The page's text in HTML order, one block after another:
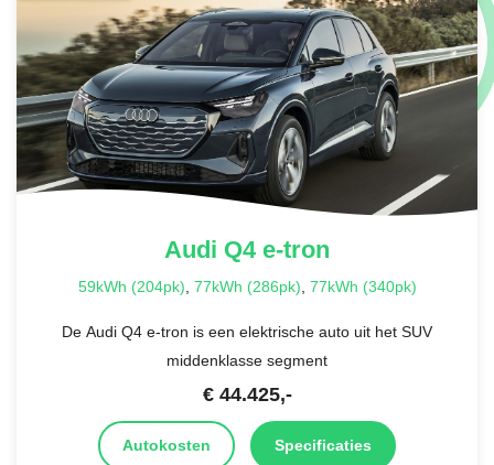
Audi Q4 e-tron
59kWh (204pk) 77kWh (286pk) 77kWh (340pk)
De Audi Q4 e-tron is een elektrische auto uit het SUV
middenklasse segment
€ 44.425,-
Autokosten Specificaties